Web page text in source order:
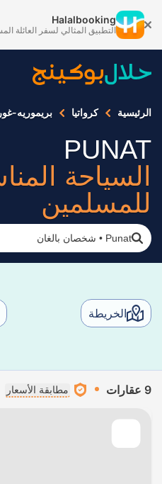
Halalbooking
التطبيق المثالي لسفر العائلة
الرئيسية كرواتيا بريموريه-
PUNAT
السياحة
للمسلمين
Punat
• شخصان بالغان
الخريطة
9 عقارات مطابقة الأسعار